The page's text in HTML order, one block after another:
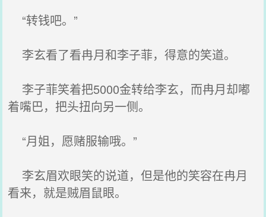
“转钱吧。”
李玄看了看冉月和李子菲，得意的笑道。
李子菲笑着把5000金转给李玄，而冉月却嘟
着嘴巴，把头扭向另一侧。
“月姐，愿赌服输哦。”
李玄眉欢眼笑的说道，但是他的笑容在冉月
看来，就是贼眉鼠眼。